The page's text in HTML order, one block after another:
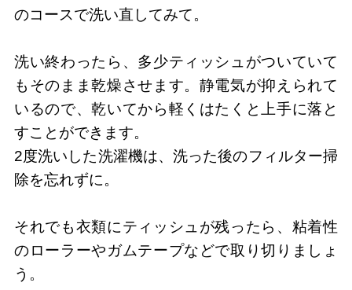
のコースで洗い直してみて。
洗い終わったら、多少ティッシュがついていて
もそのまま乾燥させます。静電気が抑えられて
いるので、乾いてから軽くはたくと上手に落と
すことができます。
2度洗いした洗濯機は、洗った後のフィルター掃
除を忘れずに。
それでも衣類にティッシュが残ったら、粘着性
のローラーやガムテープなどで取り切りましょ
う。